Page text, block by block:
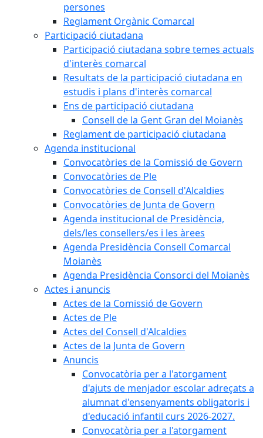
persones
Reglament Orgànic Comarcal
Participació ciutadana
Participació ciutadana sobre temes actuals
d'interès comarcal
Resultats de la participació ciutadana en
estudis i plans d'interès comarcal
Ens de participació ciutadana
Consell de la Gent Gran del Moianès
Reglament de participació ciutadana
Agenda institucional
Convocatòries de la Comissió de Govern
Convocatòries de Ple
Convocatòries de Consell d'Alcaldies
Convocatòries de Junta de Govern
Agenda institucional de Presidència,
dels/les consellers/es i les àrees
Agenda Presidència Consell Comarcal
Moianès
Agenda Presidència Consorci del Moianès
Actes i anuncis
Actes de la Comissió de Govern
Actes de Ple
Actes del Consell d'Alcaldies
Actes de la Junta de Govern
Anuncis
Convocatòria per a l'atorgament
d'ajuts de menjador escolar adreçats a
alumnat d'ensenyaments obligatoris i
d'educació infantil curs 2026-2027.
Convocatòria per a l'atorgament